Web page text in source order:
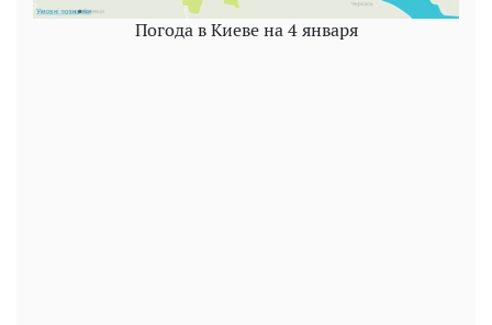
Погода в Киеве на 4 января